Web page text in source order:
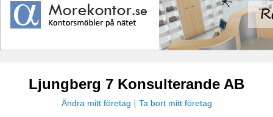
Ljungberg 7 Konsulterande AB
Ändra mitt företag Ta bort mitt företag